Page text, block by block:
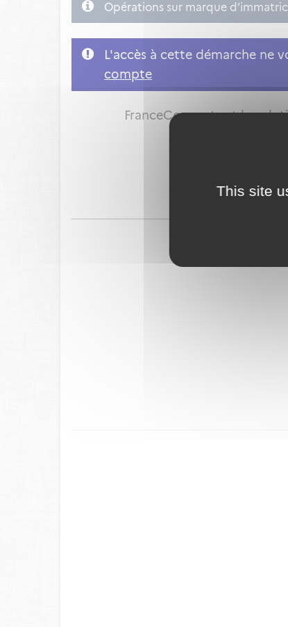
This site
Opérations sur marque
L'accès à cette démarche ne
compte
FranceConnect est la